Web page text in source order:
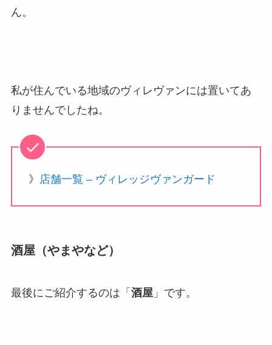
ん。
私が住んでいる地域のヴィレヴァンには置いてあ
りませんでしたね。
》 店舗一覧 – ヴィレッジヴァンガード
酒屋（やまやなど）
最後にご紹介するのは「 酒屋 」です。